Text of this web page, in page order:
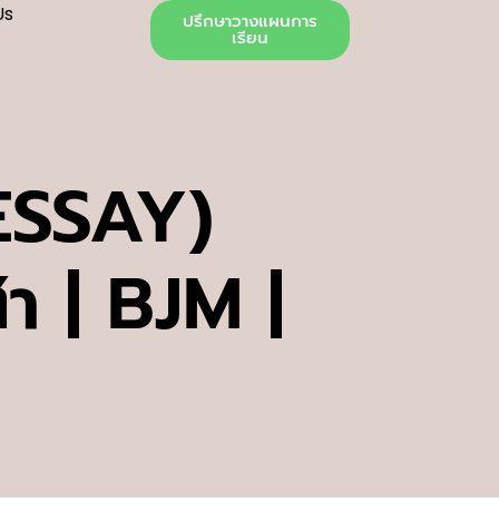
ปรึกษาวางแผนการ
เรียน
| BJM |